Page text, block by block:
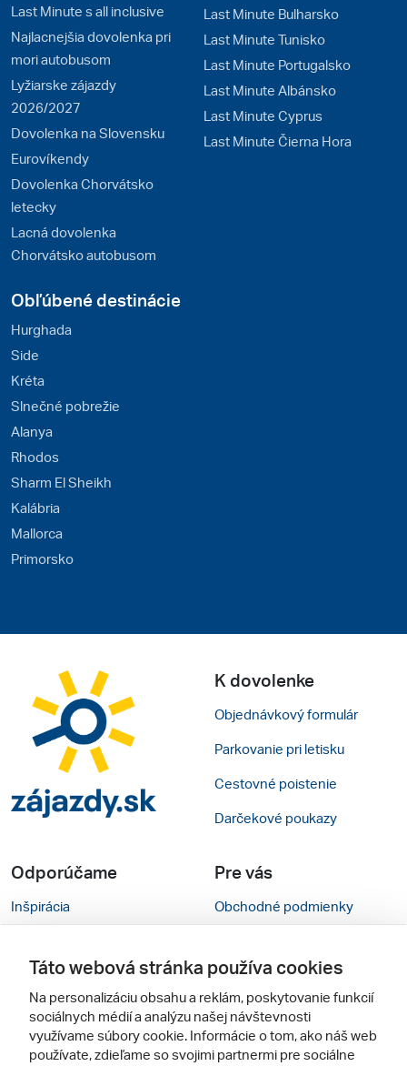
Last Minute s all inclusive
Najlacnejšia dovolenka pri
mori autobusom
Lyžiarske zájazdy
2026/2027
Dovolenka na Slovensku
Eurovíkendy
Dovolenka Chorvátsko
letecky
Lacná dovolenka
Chorvátsko autobusom
Last Minute Bulharsko
Last Minute Tunisko
Last Minute Portugalsko
Last Minute Albánsko
Last Minute Cyprus
Last Minute Čierna Hora
Obľúbené destinácie
Hurghada
Side
Kréta
Slnečné pobrežie
Alanya
Rhodos
Sharm El Sheikh
Kalábria
Mallorca
Primorsko
K dovolenke
Objednávkový formulár
Parkovanie pri letisku
Cestovné poistenie
Darčekové poukazy
Odporúčame
Inšpirácia
Cestovné kancelárie
Zájezdy.cz
Pre vás
Obchodné podmienky
Nastavenie cookies
Verzia webu pre PC
Táto webová stránka používa cookies
Na personalizáciu obsahu a reklám, poskytovanie funkcií
sociálnych médií a analýzu našej návštevnosti
využívame súbory cookie. Informácie o tom, ako náš web
používate, zdieľame so svojimi partnermi pre sociálne